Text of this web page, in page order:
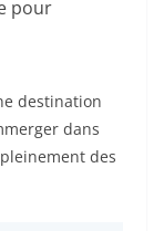
pour
destination
dans
des